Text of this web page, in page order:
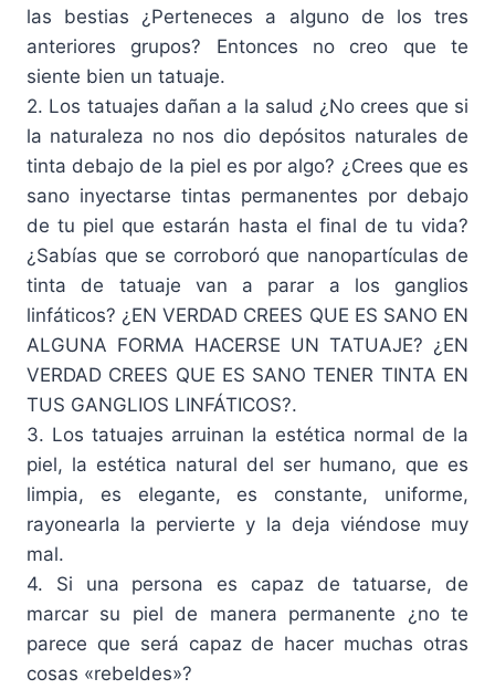
las bestias ¿Perteneces a alguno de los tres
anteriores grupos? Entonces no creo que te
siente bien un tatuaje.
2. Los tatuajes dañan a la salud ¿No crees que si
la naturaleza no nos dio depósitos naturales de
tinta debajo de la piel es por algo? ¿Crees que es
sano inyectarse tintas permanentes por debajo
de tu piel que estarán hasta el final de tu vida?
¿Sabías que se corroboró que nanopartículas de
tinta de tatuaje van a parar a los ganglios
linfáticos? ¿EN VERDAD CREES QUE ES SANO EN
ALGUNA FORMA HACERSE UN TATUAJE? ¿EN
VERDAD CREES QUE ES SANO TENER TINTA EN
TUS GANGLIOS LINFÁTICOS?.
3. Los tatuajes arruinan la estética normal de la
piel, la estética natural del ser humano, que es
limpia, es elegante, es constante, uniforme,
rayonearla la pervierte y la deja viéndose muy
mal.
4. Si una persona es capaz de tatuarse, de
marcar su piel de manera permanente ¿no te
parece que será capaz de hacer muchas otras
cosas «rebeldes»?